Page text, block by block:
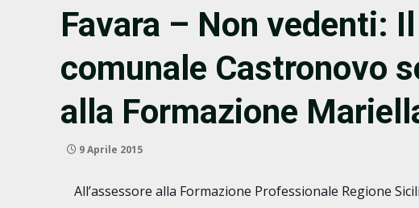
Favara – Non vedenti:
comunale Castronovo
alla Formazione
9 Aprile 2015
All’assessore alla Formazione Professionale Regione